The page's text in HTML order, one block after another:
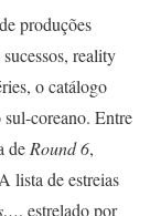
produções
reality
o catálogo
coreano. Entre
deRound 6,
lista de estreias
, estrelado por